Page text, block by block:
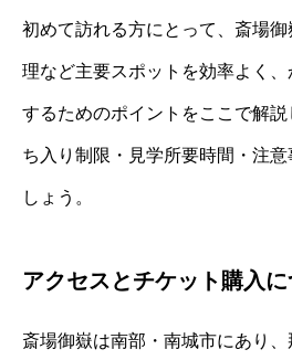
初めて訪れる方にとって、斎場
理など主要スポットを効率よく
するためのポイントをここで解
ち入り制限・見学所要時間・注
しょう。
アクセスとチケット購入
斎場御嶽は南部・南城市にあり